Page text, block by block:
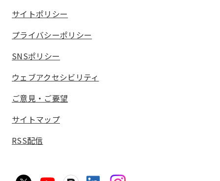
サイトポリシー
プライバシーポリシー
SNSポリシー
ウェブアクセシビリティ
ご意見・ご要望
サイトマップ
RSS配信